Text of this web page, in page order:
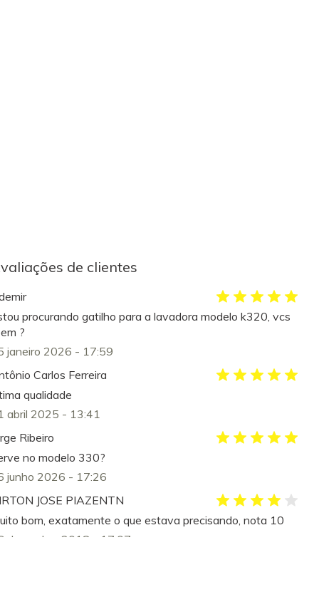
de clientes
procurando gatilho para a lavadora modelo k320, vcs
?
janeiro 2026 - 17:59
Carlos Ferreira
qualidade
abril 2025 - 13:41
Ribeiro
no modelo 330?
junho 2026 - 17:26
JOSE PIAZENTN
bom, exatamente o que estava precisando, nota 10
dezembro 2018 - 17:07